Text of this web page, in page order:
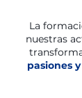
La
nuestras
pasiones